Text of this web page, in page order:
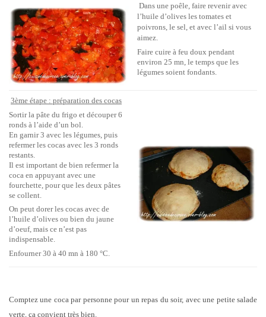
Dans une poêle, faire revenir avec
l’huile d’olives les tomates et
poivrons, le sel, et avec l’ail si vous
aimez.
Faire cuire à feu doux pendant
environ 25 mn, le temps que les
légumes soient fondants.
3ème étape : préparation des cocas
Sortir la pâte du frigo et découper 6
ronds à l’aide d’un bol.
En garnir 3 avec les légumes, puis
refermer les cocas avec les 3 ronds
restants.
Il est important de bien refermer la
coca en appuyant avec une
fourchette, pour que les deux pâtes
se collent.
On peut dorer les cocas avec de
l’huile d’olives ou bien du jaune
d’oeuf, mais ce n’est pas
indispensable.
Enfourner 30 à 40 mn à 180 °C.
Comptez une coca par personne pour un repas du soir, avec une petite salade
verte, ça convient très bien.